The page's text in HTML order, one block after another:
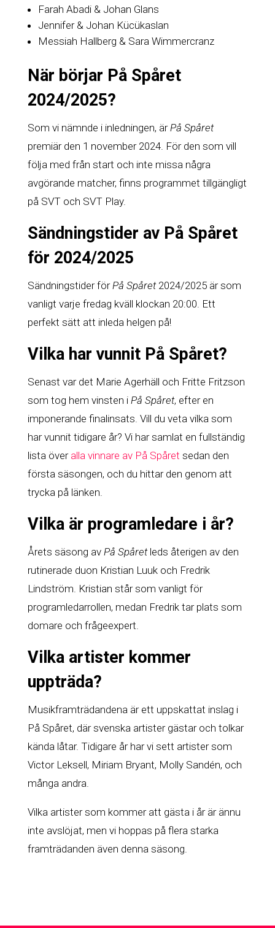
Farah Abadi & Johan Glans
Jennifer & Johan Kücükaslan
Messiah Hallberg & Sara Wimmercranz
När börjar På Spåret
2024/2025?
Som vi nämnde i inledningen, ärPå Spåret
premiär den 1 november 2024. För den som vill
följa med från start och inte missa några
avgörande matcher, finns programmet tillgängligt
på SVT och SVT Play.
Sändningstider av På Spåret
för 2024/2025
Sändningstider förPå Spåret2024/2025 är som
vanligt varje fredag kväll klockan 20:00. Ett
perfekt sätt att inleda helgen på!
Vilka har vunnit På Spåret?
Senast var det Marie Agerhäll och Fritte Fritzson
som tog hem vinsten i På Spåret, efter en
imponerande finalinsats. Vill du veta vilka som
har vunnit tidigare år? Vi har samlat en fullständig
lista över alla vinnare av På Spåret sedan den
första säsongen, och du hittar den genom att
trycka på länken.
Vilka är programledare i år?
Årets säsong av På Spåretleds återigen av den
rutinerade duon Kristian Luuk och Fredrik
Lindström. Kristian står som vanligt för
programledarrollen, medan Fredrik tar plats som
domare och frågeexpert.
Vilka artister kommer
uppträda?
Musikframträdandena är ett uppskattat inslag i
På Spåret, där svenska artister gästar och tolkar
kända låtar. Tidigare år har vi sett artister som
Victor Leksell, Miriam Bryant, Molly Sandén, och
många andra.
Vilka artister som kommer att gästa i år är ännu
inte avslöjat, men vi hoppas på flera starka
framträdanden även denna säsong.